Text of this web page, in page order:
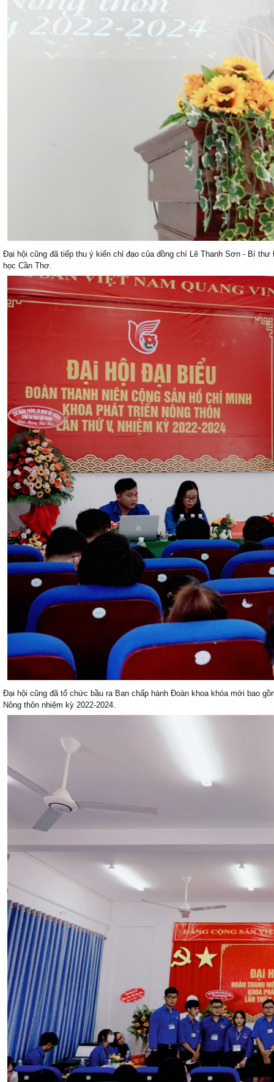
Đại hội cũng đã tiếp thu ý kiến chỉ đạo của đồng chí Lê Thanh Sơn - Bí
học Cần Thơ.
Đại hội cũng đã tổ chức bầu ra Ban chấp hành Đoàn khoa khóa mới bao
Nông thôn nhiệm kỳ 2022-2024.